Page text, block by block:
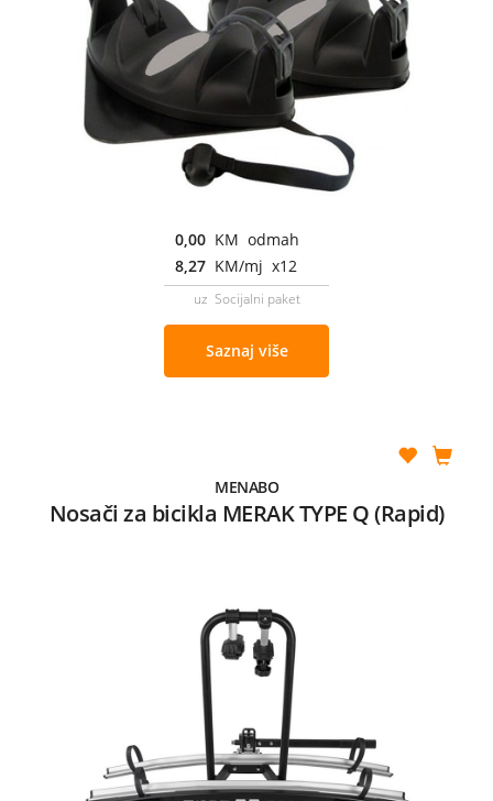
0,00 KM odmah
8,27 KM/mj x12
uz Socijalni paket
Saznaj više
MENABO
Nosači za bicikla MERAK TYPE Q (Rapid)